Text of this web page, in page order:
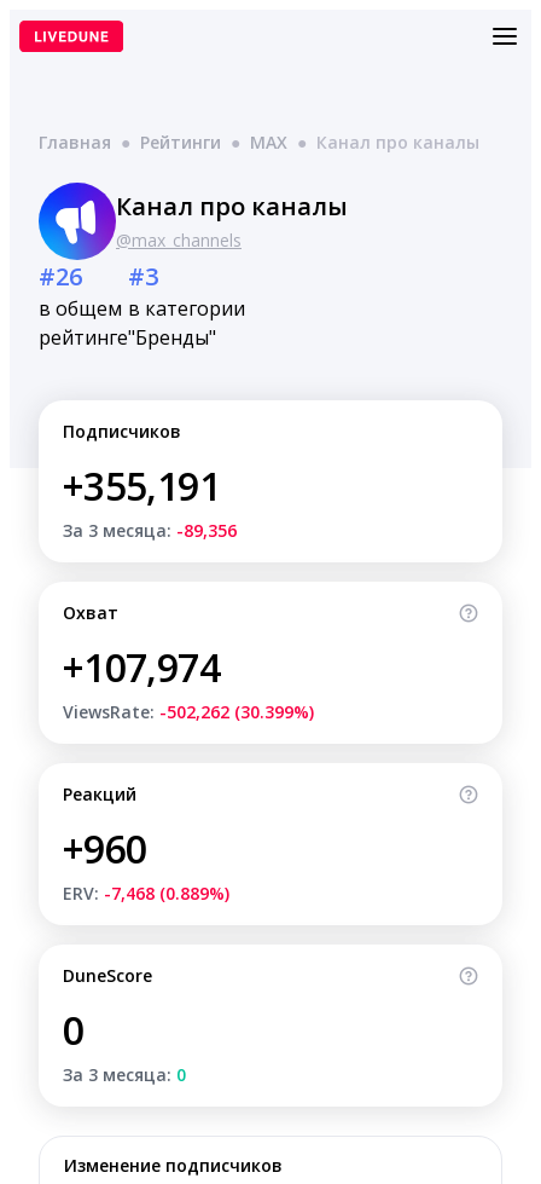
Перейти
Главная ● Рейтинги ● MAX ● Канал про каналы
Канал про каналы
@max_channels
#26
в общем
рейтинге
#3
в категории
"Бренды"
Подписчиков
+355,191
За 3 месяца: -89,356
Охват
+107,974
ViewsRate: -502,262 (30.399%)
Реакций
+960
ERV: -7,468 (0.889%)
DuneScore
0
За 3 месяца: 0
Изменение подписчиков